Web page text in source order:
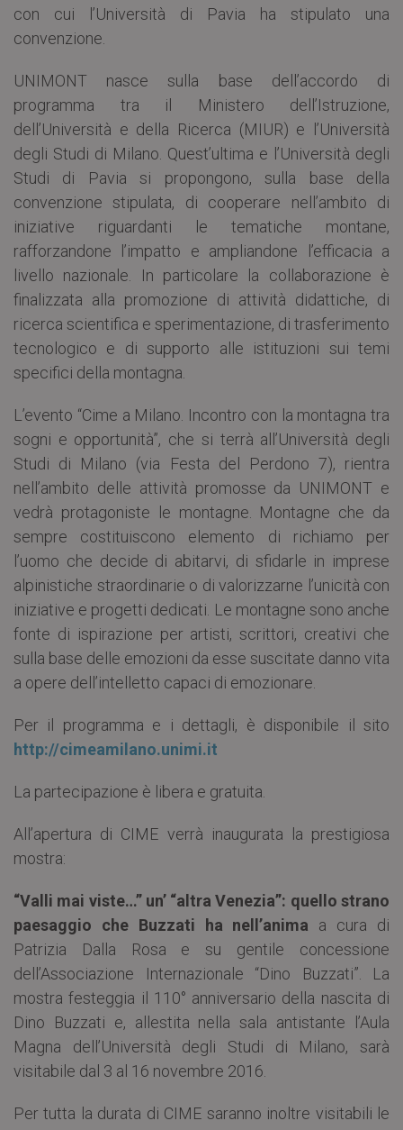
con cui l’Università di Pavia ha stipulato una
convenzione.
UNIMONT nasce sulla base dell’accordo di
programma tra il Ministero dell’Istruzione,
dell’Università e della Ricerca (MIUR) e l’Università
degli Studi di Milano. Quest’ultima e l’Università degli
Studi di Pavia si propongono, sulla base della
convenzione stipulata, di cooperare nell’ambito di
iniziative riguardanti le tematiche montane,
rafforzandone l’impatto e ampliandone l’efficacia a
livello nazionale. In particolare la collaborazione è
finalizzata alla promozione di attività didattiche, di
ricerca scientifica e sperimentazione, di trasferimento
tecnologico e di supporto alle istituzioni sui temi
specifici della montagna.
L’evento “Cime a Milano. Incontro con la montagna tra
sogni e opportunità”, che si terrà all’Università degli
Studi di Milano (via Festa del Perdono 7), rientra
nell’ambito delle attività promosse da UNIMONT e
vedrà protagoniste le montagne. Montagne che da
sempre costituiscono elemento di richiamo per
l’uomo che decide di abitarvi, di sfidarle in imprese
alpinistiche straordinarie o di valorizzarne l’unicità con
iniziative e progetti dedicati. Le montagne sono anche
fonte di ispirazione per artisti, scrittori, creativi che
sulla base delle emozioni da esse suscitate danno vita
a opere dell’intelletto capaci di emozionare.
Per il programma e i dettagli, è disponibile il sito
http://cimeamilano.unimi.it
La partecipazione è libera e gratuita.
All’apertura di CIME verrà inaugurata la prestigiosa
mostra:
“Valli mai viste…” un’ “altra Venezia”: quello strano
paesaggio che Buzzati ha nell’anima a cura di
Patrizia Dalla Rosa e su gentile concessione
dell’Associazione Internazionale “Dino Buzzati”. La
mostra festeggia il 110° anniversario della nascita di
Dino Buzzati e, allestita nella sala antistante l’Aula
Magna dell’Università degli Studi di Milano, sarà
visitabile dal 3 al 16 novembre 2016.
Per tutta la durata di CIME saranno inoltre visitabili le